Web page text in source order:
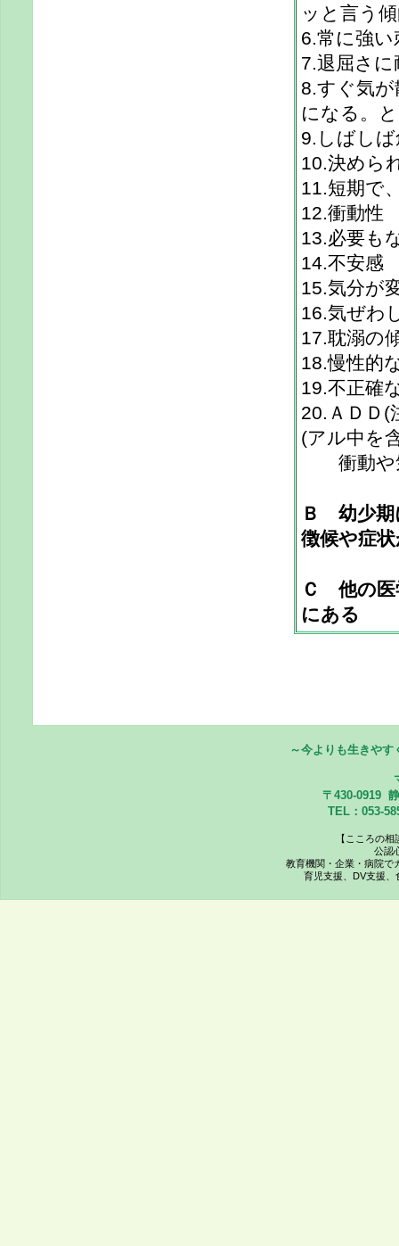
ッと言う
6.常に強
7.退屈さ
8.すぐ気
になる。
9.しばし
10.決めら
11.短期で
12.衝動性
13.必要も
14.不安感
15.気分が
16.気ぜわ
17.耽溺の
18.慢性的
19.不正確
20.ＡＤＤ(
(アル中を
衝動や
Ｂ 幼少期
徴候や症
Ｃ 他の医
にある
～今よりも生きや
〒430-0919
TEL：053-
【こころの
公認
教育機関・企業・病院で
育児支援、DV支援